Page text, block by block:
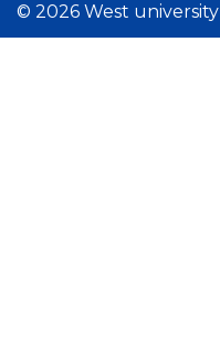
© 2026 West university